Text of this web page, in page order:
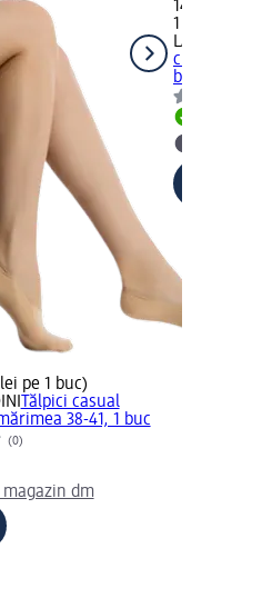
pe 1 buc)
Tălpici casual
38-41, 1 buc
(0)
dm
14,95 lei
1 buc
LAURA
culoare
buc